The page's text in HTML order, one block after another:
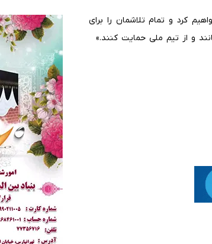
کرد و تمام تلاشمان را برای
و از تیم ملی حمایت کنند.»